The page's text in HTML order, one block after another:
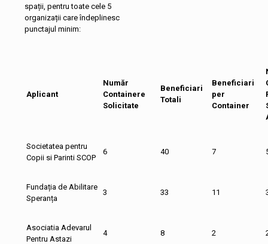
spații, pentru toate cele 5
organizații care îndeplinesc
punctajul minim:
Aplicant
Număr
Containere
Solicitate
Beneficiari
Totali
Beneficiari
per
Container
Societatea pentru
Copii si Parinti SCOP
6 40 7
Fundația de Abilitare
Speranța
3 33 11
Asociatia Adevarul
Pentru Astazi
4 8 2